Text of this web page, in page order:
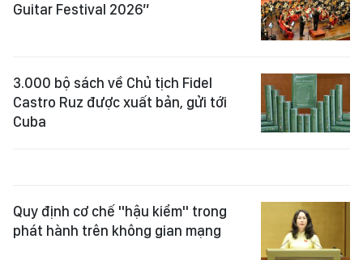
Guitar Festival 2026”
3.000 bộ sách về Chủ tịch Fidel
Castro Ruz được xuất bản, gửi tới
Cuba
Quy định cơ chế "hậu kiểm" trong
phát hành trên không gian mạng